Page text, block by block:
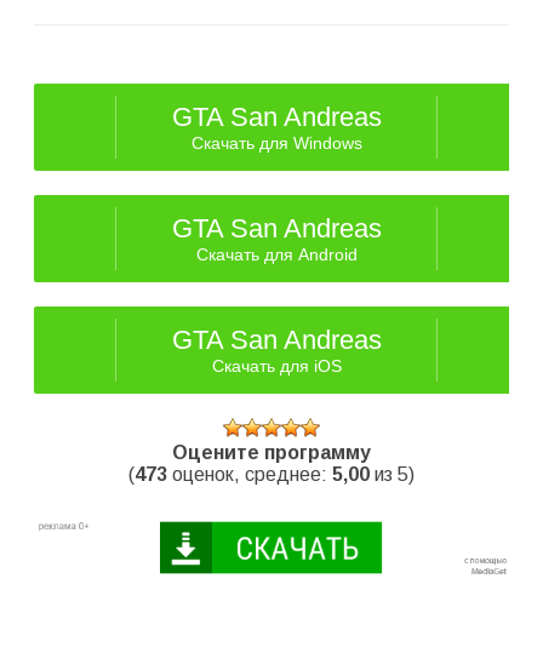
GTA San Andreas
Скачать для Windows
GTA San Andreas
Скачать для Android
GTA San Andreas
Скачать для iOS
Оцените программу
(473 оценок, среднее: 5,00 из 5)